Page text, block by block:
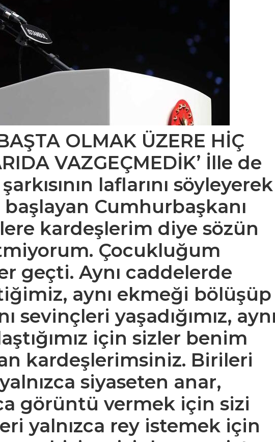
OLMAK ÜZERE HİÇ
VAZGEÇMEDİK’ İlle de
laflarını söyleyerek
başlayan Cumhurbaşkanı
kardeşlerim diye sözün
Çocukluğum
geçti. Aynı caddelerde
aynı ekmeği bölüşüp
sevinçleri yaşadığımız,
için sizler benim
kardeşlerimsiniz. Birileri
siyaseten anar,
görüntü vermek için sizi
yalnızca rey istemek için